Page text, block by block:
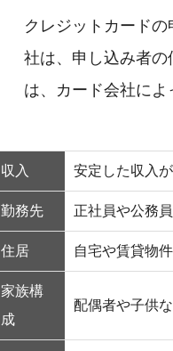
クレジットカード
社は、申し込み者
は、カード会社によ
収入 安定した収入
勤務先 正社員や公務
住居 自宅や賃貸物
家族構
成
配偶者や子供